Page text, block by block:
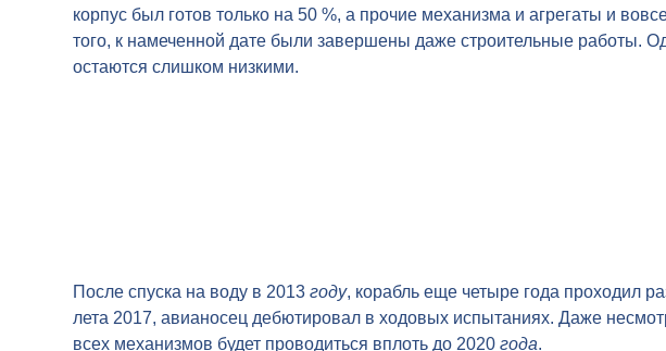
корпус был готов только на 50 %, а прочие механизма и агрегаты и
того, к намеченной дате были завершены даже строительные работы.
остаются слишком низкими.
После спуска на воду в 2013году, корабль еще четыре года проходил
лета 2017, авианосец дебютировал в ходовых испытаниях. Даже
всех механизмов будет проводиться вплоть до 2020года.